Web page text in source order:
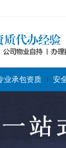
业承包资质 安